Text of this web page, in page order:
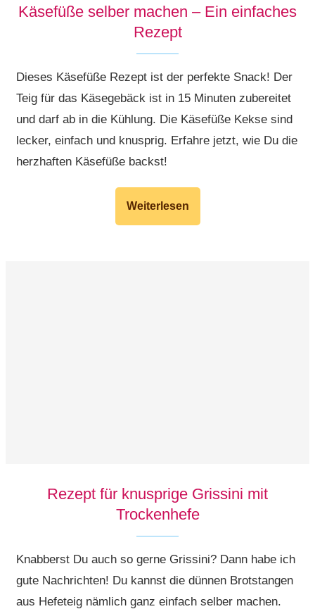
Käsefüße selber machen – Ein einfaches
Rezept
Dieses Käsefüße Rezept ist der perfekte Snack! Der
Teig für das Käsegebäck ist in 15 Minuten zubereitet
und darf ab in die Kühlung. Die Käsefüße Kekse sind
lecker, einfach und knusprig. Erfahre jetzt, wie Du die
herzhaften Käsefüße backst!
Weiterlesen
Rezept für knusprige Grissini mit
Trockenhefe
Knabberst Du auch so gerne Grissini? Dann habe ich
gute Nachrichten! Du kannst die dünnen Brotstangen
aus Hefeteig nämlich ganz einfach selber machen.